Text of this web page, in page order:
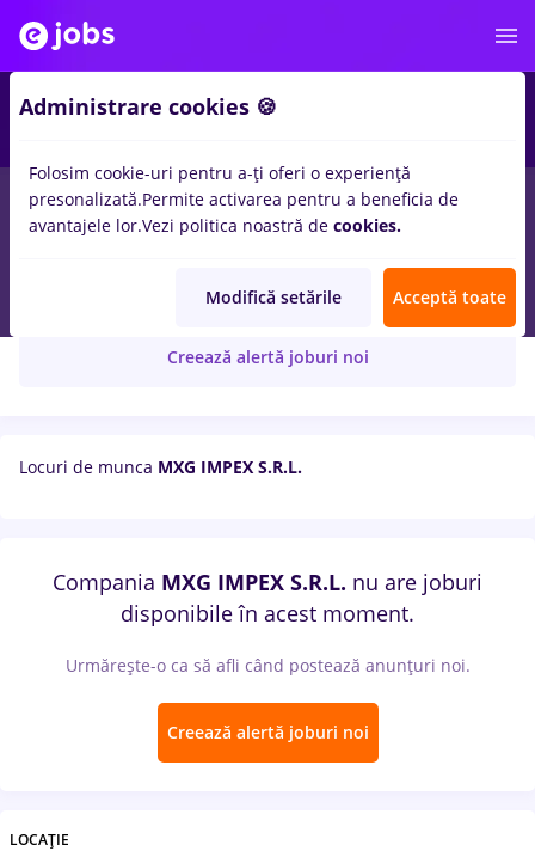
MXG IMPEX S.R.L.
Creează alertă joburi noi
Locuri de munca MXG IMPEX S.R.L.
Compania MXG IMPEX S.R.L. nu are joburi
disponibile în acest moment.
Urmărește-o ca să afli când postează anunțuri noi.
Creează alertă joburi noi
LOCAȚIE
Administrare cookies 🍪
Folosim cookie-uri pentru a-ți oferi o experiență
presonalizată.Permite activarea pentru a beneficia de
avantajele lor.Vezi politica noastră de cookies.
Modifică setările Acceptă toate